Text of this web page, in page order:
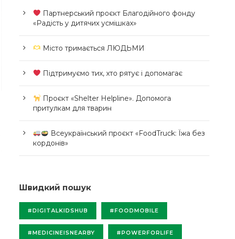
Партнерський проєкт Благодійного фонду
«Радість у дитячих усмішках»
Місто тримається ЛЮДЬМИ
Підтримуємо тих, хто рятує і допомагає
Проєкт «Shelter Helpline». Допомога
притулкам для тварин
Всеукраїнський проєкт «FoodTruck: Їжа без
кордонів»
Швидкий пошук
#DIGITALKIDSHUB #FOODMOBILE
#MEDICINEISNEARBY #POWERFORLIFE